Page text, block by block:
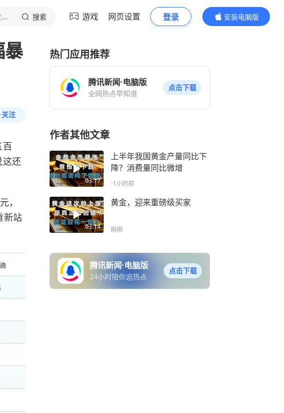
黄金布局论 搜索 游戏 网页设置 登录
安装电脑版
内容更精彩
暴
关注
百
这还
，
新站
热门应用推荐
腾讯新闻·电脑版
全网热点早知道
点击下载
作者其他文章
03:17
上半年我国黄金产量同比下
降？消费量同比微增
-1小时前
03:14
黄金，迎来重磅级买家
刚刚
腾讯新闻·电脑版
24小时陪你追热点
点击下载